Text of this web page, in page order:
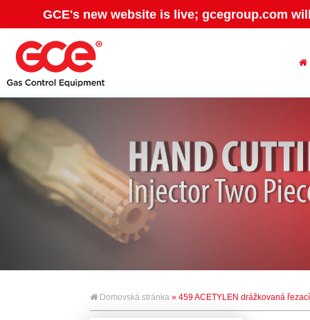
GCE's new website is live; gcegroup.com
Domovská stránka » 459 ACETYLEN drážkovaná